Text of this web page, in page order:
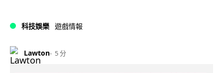
科技娛樂 遊戲情報
Lawton 5 分